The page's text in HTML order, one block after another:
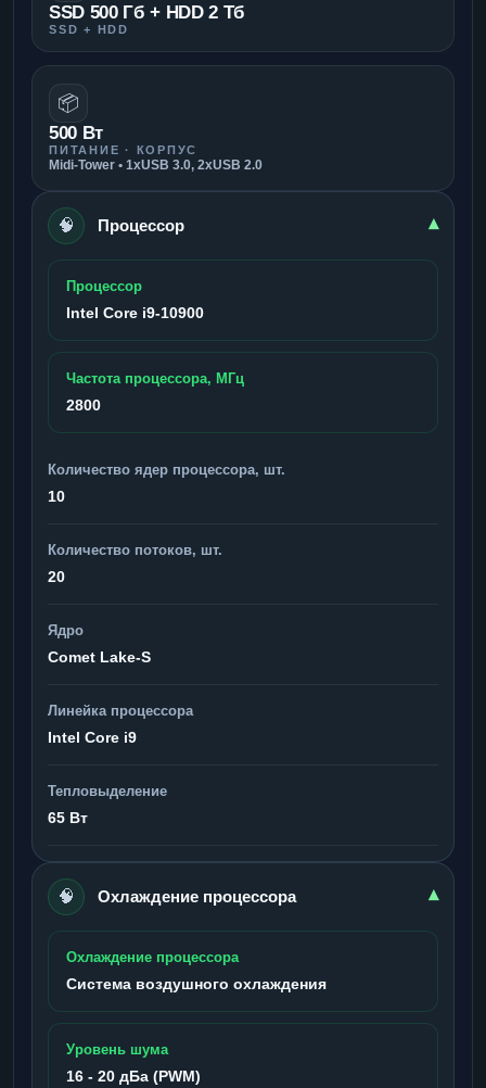
SSD 500 Гб + HDD 2 Тб
SSD + HDD
📦
500 Вт
ПИТАНИЕ · КОРПУС
Midi-Tower • 1xUSB 3.0, 2xUSB 2.0
🧠 Процессор ▾
Процессор
Intel Core i9-10900
Частота процессора, МГц
2800
Количество ядер процессора, шт.
10
Количество потоков, шт.
20
Ядро
Comet Lake-S
Линейка процессора
Intel Core i9
Тепловыделение
65 Вт
🧠 Охлаждение процессора ▾
Охлаждение процессора
Система воздушного охлаждения
Уровень шума
16 - 20 дБа (PWM)